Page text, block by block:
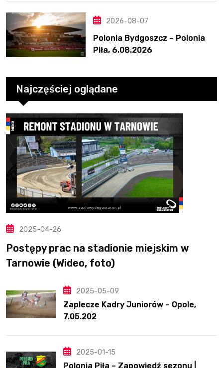
2026-08-07
Polonia Bydgoszcz – Polonia
Piła, 6.08.2026
Najczęściej oglądane
2025-04-26
Postępy prac na stadionie miejskim w
Tarnowie (Wideo, foto)
2025-05-09
Zaplecze Kadry Juniorów – Opole,
7.05.202
2025-01-15
Polonia Piła – Zapowiedź sezonu |